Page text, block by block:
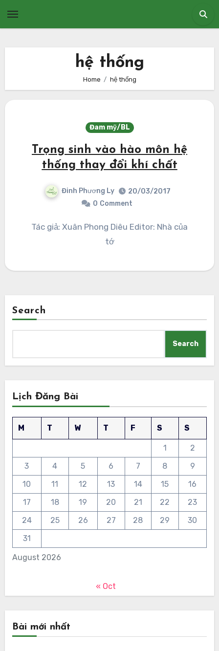
hệ thống
Home hệ thống
Đam mỹ/BL
Trọng sinh vào hào môn hệ
thống thay đổi khí chất
Đinh Phương Ly
20/03/2017
0 Comment
Tác giả: Xuân Phong Diêu Editor: Nhà của
tớ
Search
Search
Lịch Đăng Bài
August 2026
M T W T F S S
1
2
3
4 5 6 7 8
9
10
11 12 13 14 15
16
17
18 19 20 21 22
23
24
25 26 27 28 29
30
31
« Oct
Bài mới nhất